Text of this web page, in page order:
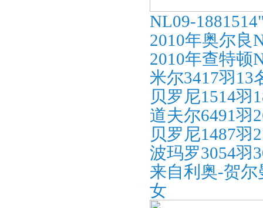
NL09-
2010年奥尔良
2010年查特顿
米尔3417羽13
贝罗尼1514羽
道夫尔6491羽
贝罗尼1487羽
波玛罗3054羽
来自利奥-贺
女